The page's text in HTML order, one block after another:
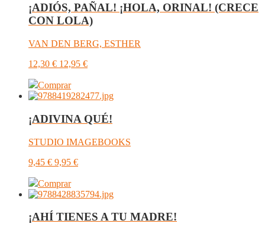
¡ADIÓS, PAÑAL! ¡HOLA, ORINAL! (CRECE
CON LOLA)
VAN DEN BERG, ESTHER
12,30 € 12,95 €
Comprar
¡ADIVINA QUÉ!
STUDIO IMAGEBOOKS
9,45 € 9,95 €
Comprar
¡AHÍ TIENES A TU MADRE!